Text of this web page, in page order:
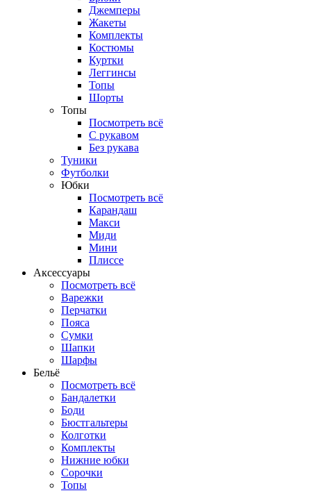
Джемперы
Жакеты
Комплекты
Костюмы
Куртки
Леггинсы
Топы
Шорты
Топы
Посмотреть всё
C рукавом
Без рукава
Туники
Футболки
Юбки
Посмотреть всё
Карандаш
Макси
Миди
Мини
Плиссе
Аксессуары
Посмотреть всё
Варежки
Перчатки
Пояса
Сумки
Шапки
Шарфы
Бельё
Посмотреть всё
Бандалетки
Боди
Бюстгальтеры
Колготки
Комплекты
Нижние юбки
Сорочки
Топы